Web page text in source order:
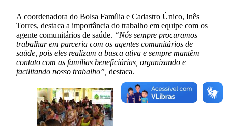
A coordenadora do Bolsa Família e Cadastro Único, Inês
Torres, destaca a importância do trabalho em equipe com os
agente comunitários de saúde. “Nós sempre procuramos
trabalhar em parceria com os agentes comunitários de
saúde, pois eles realizam a busca ativa e sempre mantêm
contato com as famílias beneficiárias, organizando e
facilitando nosso trabalho”, destaca.